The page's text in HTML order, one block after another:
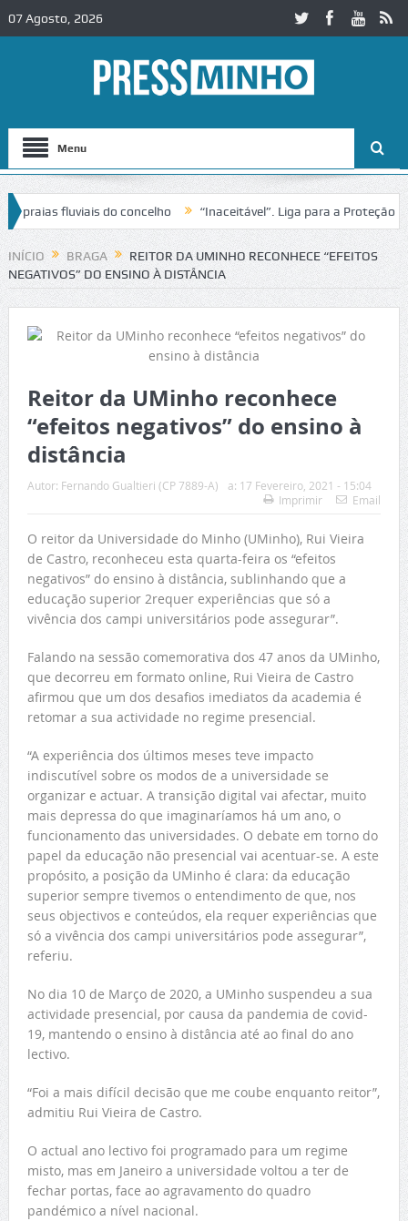
07 Agosto, 2026
Menu
fluviais do concelho “Inaceitável”. Liga para a Proteção da
trânsito no IC2 em Alcobaça Igreja do Castelo de Cerveira
INÍCIO BRAGA
REITOR DA UMINHO RECONHECE “EFEITOS
NEGATIVOS” DO ENSINO À DISTÂNCIA
Reitor da UMinho reconhece
“efeitos negativos” do ensino à
distância
Autor: Fernando Gualtieri (CP 7889-A) a: 17 Fevereiro, 2021 - 15:04
Imprimir
Email
O reitor da Universidade do Minho (UMinho), Rui Vieira
de Castro, reconheceu esta quarta-feira os “efeitos
negativos” do ensino à distância, sublinhando que a
educação superior 2requer experiências que só a
vivência dos campi universitários pode assegurar”.
Falando na sessão comemorativa dos 47 anos da UMinho,
que decorreu em formato online, Rui Vieira de Castro
afirmou que um dos desafios imediatos da academia é
retomar a sua actividade no regime presencial.
“A experiência dos últimos meses teve impacto
indiscutível sobre os modos de a universidade se
organizar e actuar. A transição digital vai afectar, muito
mais depressa do que imaginaríamos há um ano, o
funcionamento das universidades. O debate em torno do
papel da educação não presencial vai acentuar-se. A este
propósito, a posição da UMinho é clara: da educação
superior sempre tivemos o entendimento de que, nos
seus objectivos e conteúdos, ela requer experiências que
só a vivência dos campi universitários pode assegurar”,
referiu.
No dia 10 de Março de 2020, a UMinho suspendeu a sua
actividade presencial, por causa da pandemia de covid-
19, mantendo o ensino à distância até ao final do ano
lectivo.
“Foi a mais difícil decisão que me coube enquanto reitor”,
admitiu Rui Vieira de Castro.
O actual ano lectivo foi programado para um regime
misto, mas em Janeiro a universidade voltou a ter de
fechar portas, face ao agravamento do quadro
pandémico a nível nacional.